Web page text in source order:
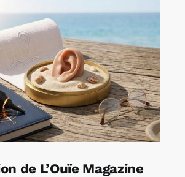
de L’Ouïe Magazine